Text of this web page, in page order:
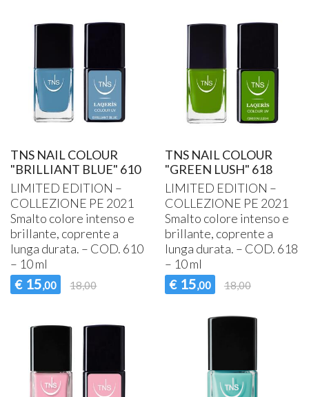
TNS NAIL COLOUR
"BRILLIANT BLUE" 610
LIMITED EDITION –
COLLEZIONE PE 2021
Smalto colore intenso e
brillante, coprente a
lunga durata. – COD. 610
– 10 ml
€ 15,00 18,00
TNS NAIL COLOUR
"GREEN LUSH" 618
LIMITED EDITION –
COLLEZIONE PE 2021
Smalto colore intenso e
brillante, coprente a
lunga durata. – COD. 618
– 10 ml
€ 15,00 18,00